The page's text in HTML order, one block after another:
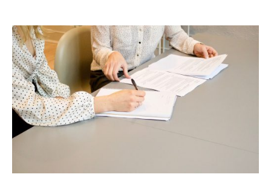
ролі консультантів, батьки, які ознайомлюються
з правилами переходу. Кожна школа складає
чіткий і детальний план перехідного періоду.
ПЛАН ПЕРЕХОДУ […]